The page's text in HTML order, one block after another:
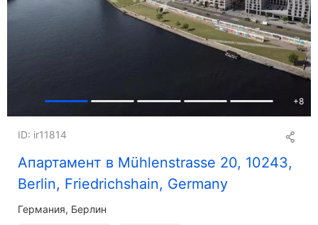
+8
Апартамент в Mühlenstrasse 20, 10243,
Berlin, Friedrichshain, Germany
ID: ir11814
Германия, Берлин